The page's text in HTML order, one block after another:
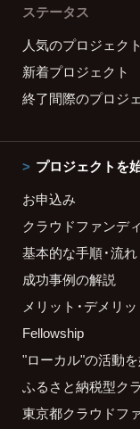
ステータス
人気のプロジェクト
新着プロジェクト
終了間際のプロジ
プロジェクトを
お申込み
クラウドファンデ
基本的な手順・流れ
成功事例の解説
メリット・デメリッ
Fellowship
"ローカル"の活動
ふるさと納税型ク
東京都クラウドフ